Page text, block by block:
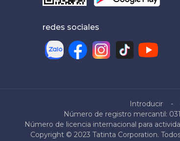
redes sociales
Introducir
Número de registro mercantil:
Número de licencia internacional para
Copyright © 2023 Tatinta Corporation.